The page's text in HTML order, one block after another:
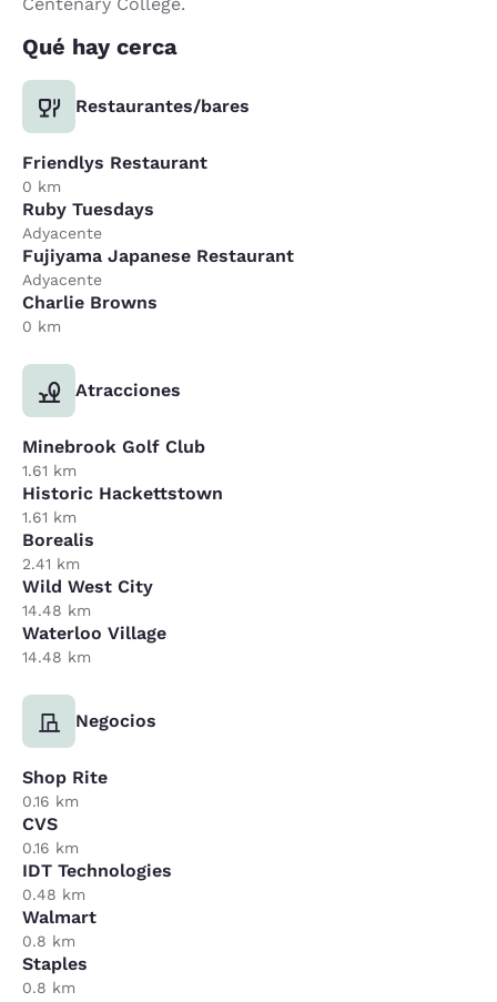
Qué hay cerca
Restaurantes/bares
Friendlys Restaurant
0 km
Ruby Tuesdays
Adyacente
Fujiyama Japanese Restaurant
Adyacente
Charlie Browns
0 km
Atracciones
Minebrook Golf Club
1.61 km
Historic Hackettstown
1.61 km
Borealis
2.41 km
Wild West City
14.48 km
Waterloo Village
14.48 km
Negocios
Shop Rite
0.16 km
CVS
0.16 km
IDT Technologies
0.48 km
Walmart
0.8 km
Staples
0.8 km